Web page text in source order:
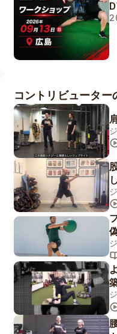
コントリビューター
法